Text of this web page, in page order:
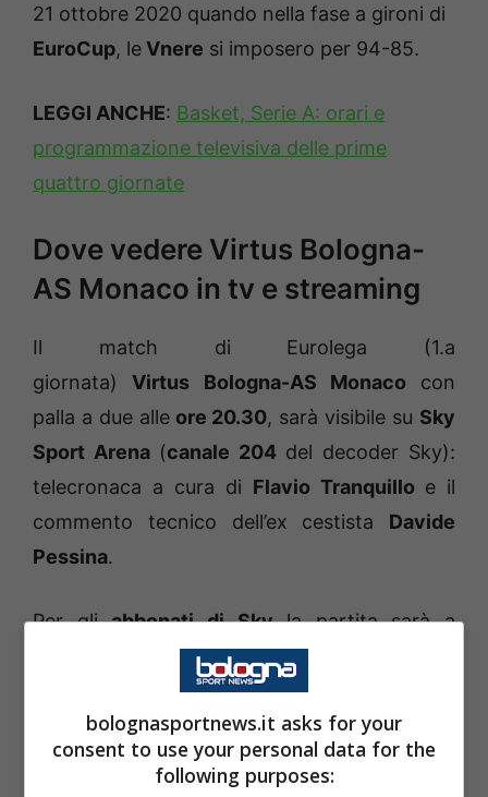
21 ottobre 2020 quando nella fase a gironi di
EuroCup, leVnere si imposero per 94-85.
LEGGI ANCHE: Basket, Serie A: orari e
programmazione televisiva delle prime
quattro giornate
Dove vedere Virtus Bologna-
AS Monaco in tv e streaming
Il match di Eurolega (1.a
giornata) Virtus Bologna-AS Monaco con
palla a due alleore 20.30, sarà visibile su Sky
Sport Arena (canale 204 del decoder Sky):
telecronaca a cura di Flavio Tranquillo e il
commento tecnico dell’ex cestista Davide
Pessina.
Per gliabbonati di Skyla partita sarà a
disposizione anche tramite
dispositivi mobili come smartphone e tablet,
scaricabile sui principali market store e
riservata ai titolari di abbonamento, ma
bolognasportnews.it asks for your
consent to use your personal data for the
following purposes: